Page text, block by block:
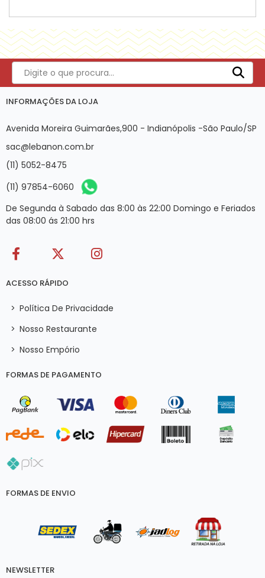
INFORMAÇÕES DA LOJA
Avenida Moreira Guimarães,900 - Indianópolis -São Paulo/SP
sac@lebanon.com.br
(11) 5052-8475
(11) 97854-6060
De Segunda à Sabado das 8:00 às 22:00 Domingo e Feriados
das 08:00 ás 21:00 hrs
ACESSO RÁPIDO
> Política De Privacidade
> Nosso Restaurante
> Nosso Empório
FORMAS DE PAGAMENTO
FORMAS DE ENVIO
NEWSLETTER